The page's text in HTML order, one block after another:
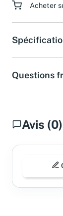
Acheter
Questions
Avis (0)